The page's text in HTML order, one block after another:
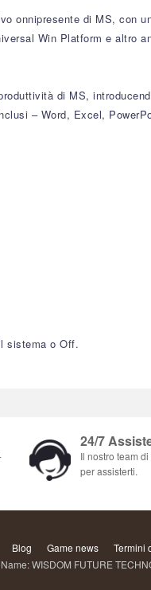
onnipresente di MS, con
Win Platform e altro
di MS,
– Word, Excel,
sistema o Off.
24/7
Il nostro team
per assisterti.
Blog Game news Termini
WISDOM FUTURE